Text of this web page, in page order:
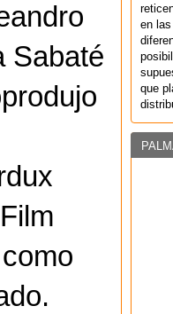
Sabaté
en
que